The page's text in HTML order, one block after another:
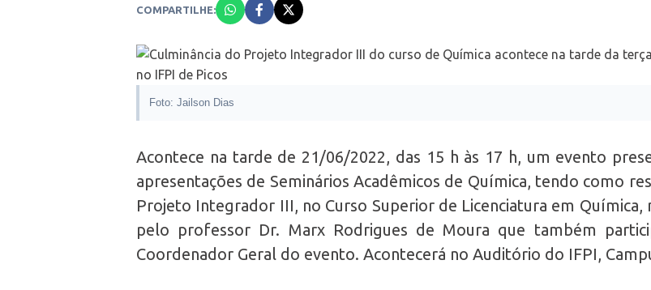
COMPARTILHE:
Foto: Jailson Dias
Acontece na tarde de 21/06/2022, das 15 h às 17 h, um evento
apresentações de Seminários Acadêmicos de Química, tendo como
Projeto Integrador III, no Curso Superior de Licenciatura em Química,
pelo professor Dr. Marx Rodrigues de Moura que também
Coordenador Geral do evento. Acontecerá no Auditório do IFPI,